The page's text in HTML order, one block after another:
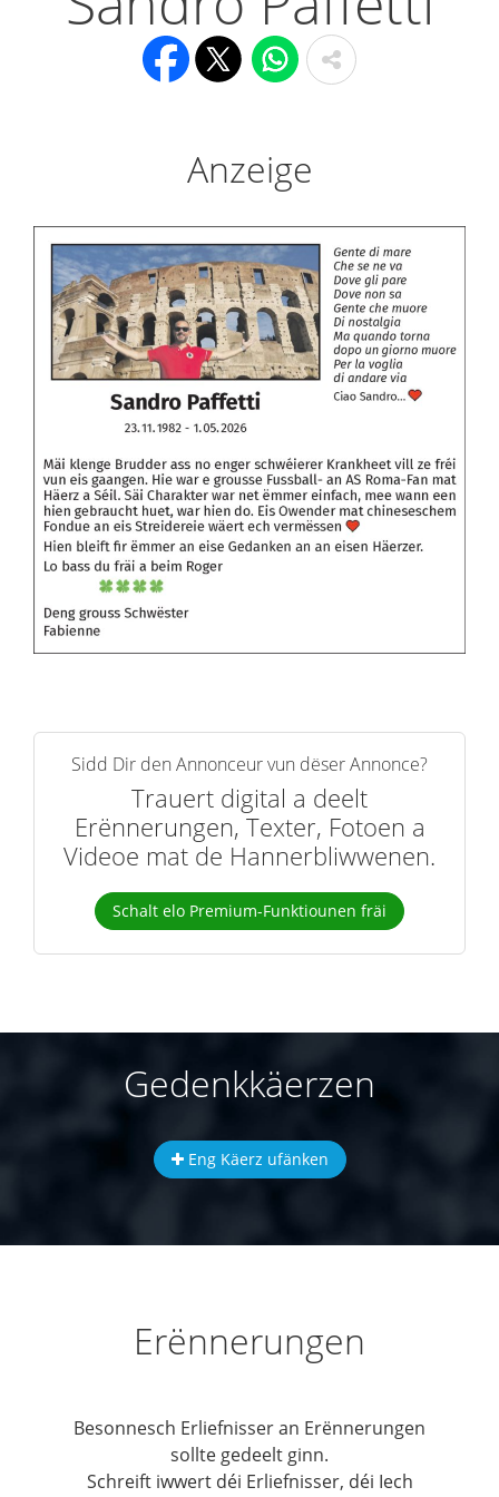
Anzeige
Sidd Dir den Annonceur vun dëser Annonce?
Trauert digital a deelt
Erënnerungen, Texter, Fotoen a
Videoe mat de Hannerbliwwenen.
Schalt elo Premium-Funktiounen fräi
Gedenkkäerzen
Eng Käerz ufänken
Erënnerungen
Besonnesch Erliefnisser an Erënnerungen
sollte gedeelt ginn.
Schreift iwwert déi Erliefnisser, déi Iech